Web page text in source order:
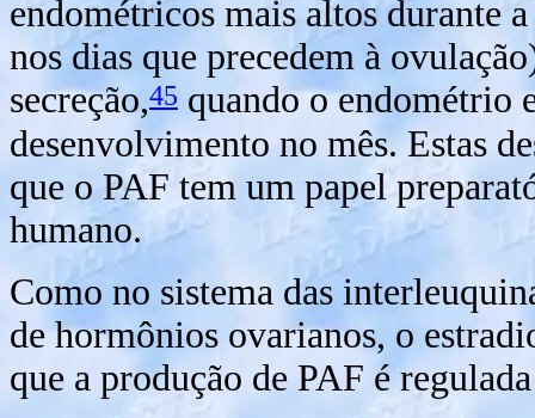
endométricos mais altos durante
nos dias que precedem à
secreção,45 quando o endométrio
desenvolvimento no mês. Estas
que o PAF tem um papel
humano.
Como no sistema das
de hormônios ovarianos, o
que a produção de PAF é